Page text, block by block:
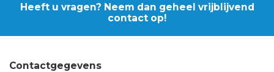
Heeft u vragen? Neem dan geheel vrijblijvend
contact op!
Contactgegevens